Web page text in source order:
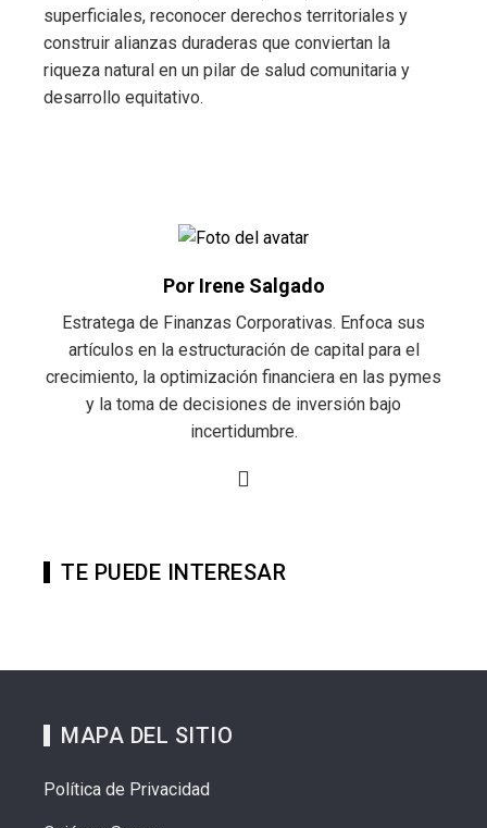
superficiales, reconocer derechos territoriales y
construir alianzas duraderas que conviertan la
riqueza natural en un pilar de salud comunitaria y
desarrollo equitativo.
Por Irene Salgado
Estratega de Finanzas Corporativas. Enfoca sus
artículos en la estructuración de capital para el
crecimiento, la optimización financiera en las pymes
y la toma de decisiones de inversión bajo
incertidumbre.
TE PUEDE INTERESAR
MAPA DEL SITIO
Política de Privacidad